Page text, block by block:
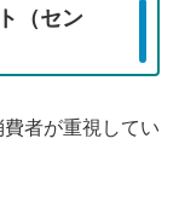
（セン
者が重視してい